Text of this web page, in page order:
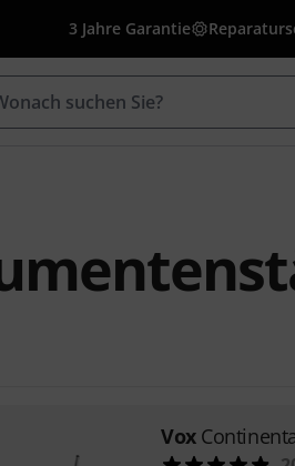
3 Jahre Garantie
Vox